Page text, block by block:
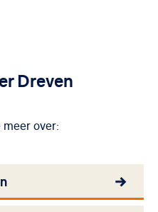
Dreven
meer over: